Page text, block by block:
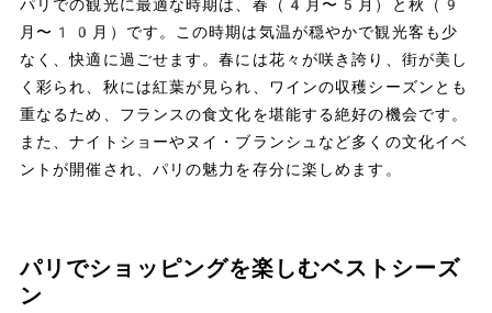
パリでの観光に最適な時期は、春（4月〜5月）と秋（9
月〜10月）です。この時期は気温が穏やかで観光客も少
なく、快適に過ごせます。春には花々が咲き誇り、街が美し
く彩られ、秋には紅葉が見られ、ワインの収穫シーズンとも
重なるため、フランスの食文化を堪能する絶好の機会です。
また、ナイトショーやヌイ・ブランシュなど多くの文化イベ
ントが開催され、パリの魅力を存分に楽しめます。
パリでショッピングを楽しむベストシーズ
ン